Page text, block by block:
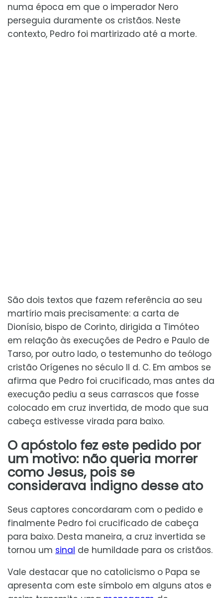
numa época em que o imperador Nero
perseguia duramente os cristãos. Neste
contexto, Pedro foi martirizado até a morte.
São dois textos que fazem referência ao seu
martírio mais precisamente: a carta de
Dionísio, bispo de Corinto, dirigida a Timóteo
em relação às execuções de Pedro e Paulo de
Tarso, por outro lado, o testemunho do teólogo
cristão Orígenes no século II d. C. Em ambos se
afirma que Pedro foi crucificado, mas antes da
execução pediu a seus carrascos que fosse
colocado em cruz invertida, de modo que sua
cabeça estivesse virada para baixo.
O apóstolo fez este pedido por
um motivo: não queria morrer
como Jesus, pois se
considerava indigno desse ato
Seus captores concordaram com o pedido e
finalmente Pedro foi crucificado de cabeça
para baixo. Desta maneira, a cruz invertida se
tornou um sinal de humildade para os cristãos.
Vale destacar que no catolicismo o Papa se
apresenta com este símbolo em alguns atos e